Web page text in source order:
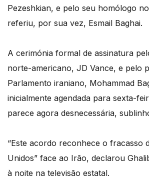
Pezeshkian, e pelo seu homólogo
referiu, por sua vez, Esmail Baghai.
A cerimónia formal de assinatura
norte-americano, JD Vance, e pelo
Parlamento iraniano, Mohammad
inicialmente agendada para sexta-
parece agora desnecessária,
“Este acordo reconhece o fracasso
Unidos” face ao Irão, declarou
à noite na televisão estatal.